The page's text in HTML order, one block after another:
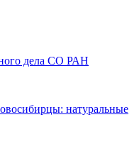
дела СО РАН
натуральные